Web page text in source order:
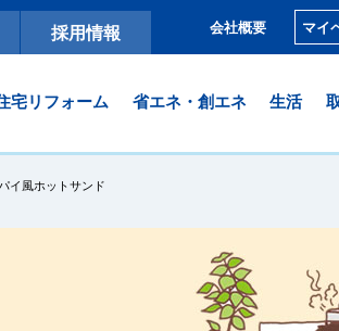
採用情報 会社概要 マイ
宅リフォーム 省エネ・創エネ 生活
イ風ホットサンド